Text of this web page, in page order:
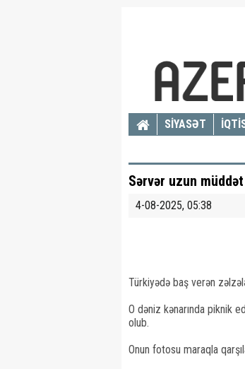
SİYASƏT
Sərvər uzun müddət
4-08-2025, 05:38
Türkiyədə baş verən
O dəniz kənarında piknik
olub.
Onun fotosu maraqla